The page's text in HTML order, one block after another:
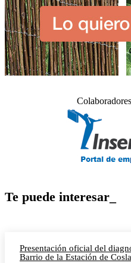
Te puede interesar_
Presentación oficial del
Barrio de la Estación de